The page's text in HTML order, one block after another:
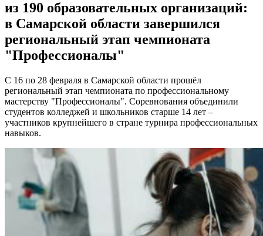
Персеиды: самарцам рассказали, как увидеть звездопад с 12 по
14 августа
09.08.2026 | 09:17
Народные приметы на 10 августа 2026 года: что нельзя делать
в этот день
09.08.2026 | 09:13
День строителя в России: какие даты отмечаются 9 августа
09.08.2026 | 08:20
В Самарской области 9 августа будет аномальная жара
09.08.2026 | 07:04
Серия магнитных бурь ожидается в Самарской области во
второй половине августа
08.08.2026 | 21:52
"Акрон" вничью сыграл с "Локомотивом" в третьем туре РПЛ
08.08.2026 | 21:26
Вячеслав Федорищев поздравил "Волонтёров-медиков" с
десятилетием
08.08.2026 | 21:07
Есть погибшие: в Ставропольском районе столкнулись две
моторные лодки
08.08.2026 | 20:33
Вячеслав Федорищев – в топ-3 губернаторов по количеству
из 190 образовательных организаций:
в Самарской области завершился
региональный этап чемпионата
"Профессионалы"
С 16 по 28 февраля в Самарской области прошёл
региональный этап чемпионата по профессиональному
мастерству "Профессионалы". Соревнования объединили
студентов колледжей и школьников старше 14 лет –
участников крупнейшего в стране турнира профессиональных
навыков.